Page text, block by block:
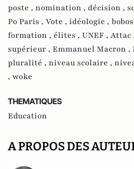
poste , nomination , décision ,
Po Paris , Vote , idéologie ,
formation , élites , UNEF , Attac
supérieur , Emmanuel Macron ,
pluralité , niveau scolaire ,
, woke
THEMATIQUES
Education
A PROPOS DES